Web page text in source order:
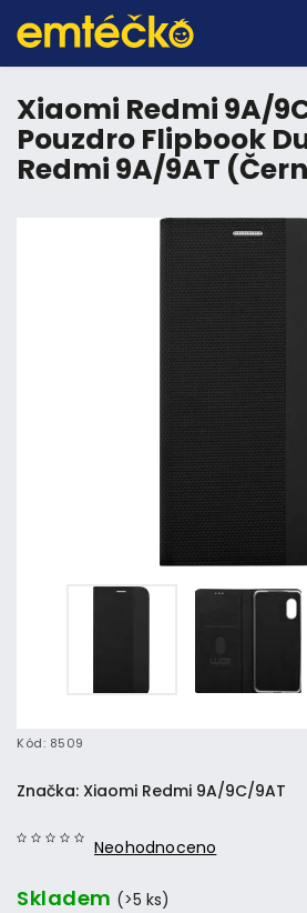
Xiaomi Redmi 9A/
Pouzdro Flipbook
Redmi 9A/9AT
Kód: 8509
Neohodnoceno
Značka: Xiaomi Redmi 9A/9C/9AT
Skladem (>5 ks)